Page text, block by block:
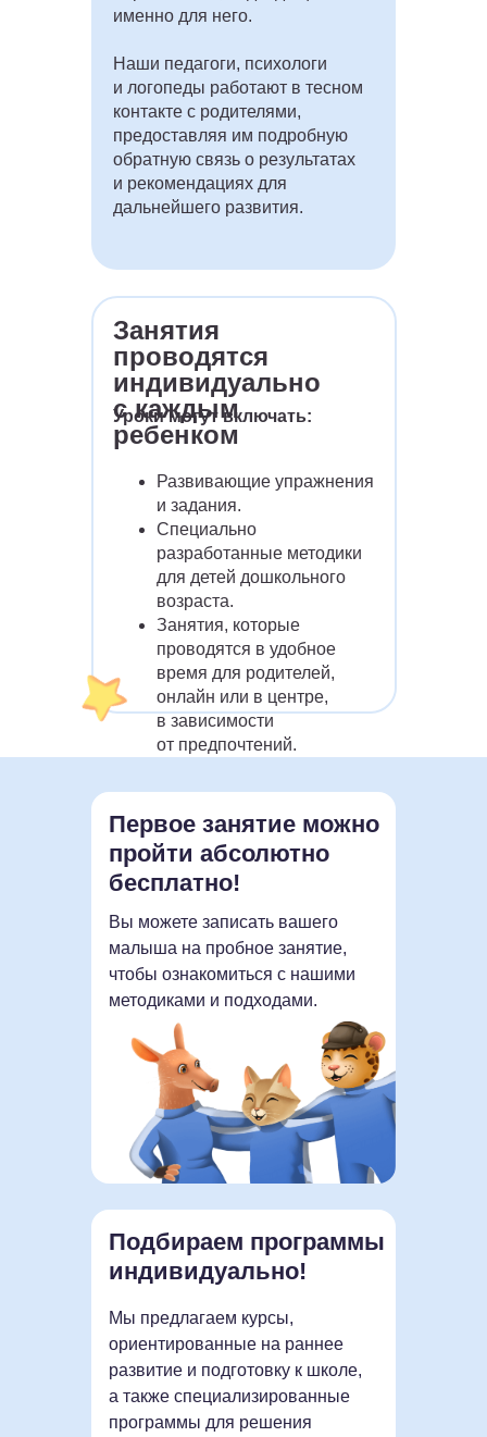
именно для него.
Наши педагоги, психологи
и логопеды работают в тесном
контакте с родителями,
предоставляя им подробную
обратную связь о результатах
и рекомендациях для
дальнейшего развития.
Занятия
проводятся
индивидуально
с каждым
ребенком
Уроки могут включать:
Развивающие упражнения
и задания.
Специально
разработанные методики
для детей дошкольного
возраста.
Занятия, которые
проводятся в удобное
время для родителей,
онлайн или в центре,
в зависимости
от предпочтений.
Вы можете записать вашего
малыша на пробное занятие,
чтобы ознакомиться с нашими
методиками и подходами.
Первое занятие можно
пройти абсолютно
бесплатно!
Подбираем программы
индивидуально!
Мы предлагаем курсы,
ориентированные на раннее
развитие и подготовку к школе,
а также специализированные
программы для решения
Ставим ребенка
и родителя на 1
место
Учитываем все
ваши
пожелания
Заботимся о комфорте
во время занятий
Подстраиваем
программу под каждого
Даём задания
на закрепление
Занимаемся
на удобной платформе
КАК СТРОЯТСЯ ЗАНЯТИЯ?
Занятия в рамках обучающих курсов
проходят онлайн на собственной
интерактивной платформе Sirius
В нее уже внедрены все
необходимые задания и упражнения.
Ребенок работает индивидуально
с преподавателем по видеосвязи.
Это удобно, ведь вам не нужно
тратить время на поездки по пробкам
Москвы или другого города,
и комфортно, ведь ребенок может
заниматься в привычной обстановке
без лишнего стресса.